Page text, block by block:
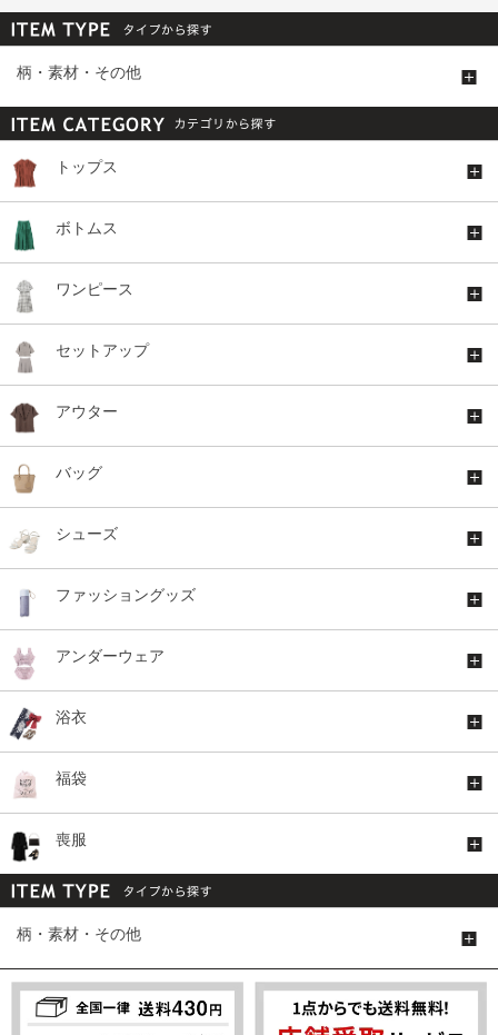
柄・素材・その他
トップス
ボトムス
ワンピース
セットアップ
アウター
バッグ
シューズ
ファッショングッズ
アンダーウェア
浴衣
福袋
喪服
柄・素材・その他